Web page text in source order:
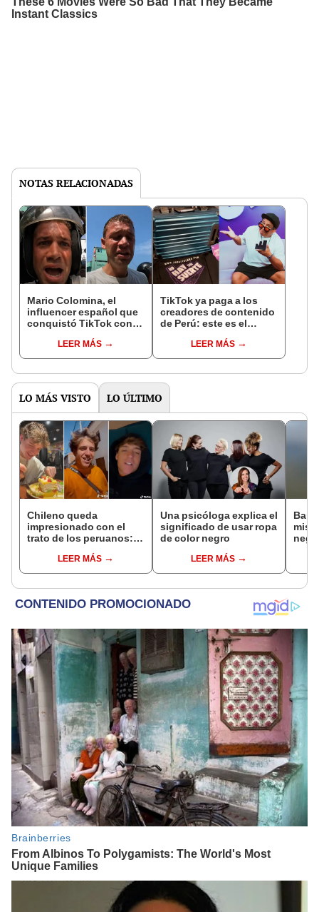
NOTAS RELACIONADAS
Mario Colomina, el
influencer español que
conquistó TikTok con
"Mi amor nació por la
gastronomía"
LEER MÁS
TikTok ya paga a los
creadores de contenido
de Perú: este es el
llegar a cobrar por 1.000
vistas
LEER MÁS
LO MÁS VISTO LO ÚLTIMO
Chileno queda
impresionado con el
trato de los peruanos:
serviciales”
LEER MÁS
Una psicóloga explica el
significado de usar ropa
de color negro
LEER MÁS